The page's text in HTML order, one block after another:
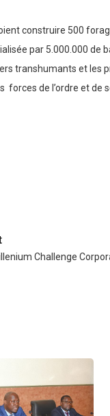
construire 500
par 5.000.000 de
transhumants et
de l’ordre et de
Challenge